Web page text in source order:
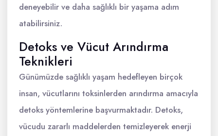
deneyebilir ve daha sağlıklı bir yaşama adım
atabilirsiniz.
Detoks ve Vücut Arındırma
Teknikleri
Günümüzde sağlıklı yaşam hedefleyen birçok
insan, vücutlarını toksinlerden arındırma amacıyla
detoks yöntemlerine başvurmaktadır. Detoks,
vücudu zararlı maddelerden temizleyerek enerji